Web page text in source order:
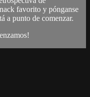
favorito y pónganse
a punto de comenzar.